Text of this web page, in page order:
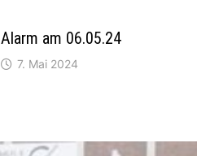
Alarm am 06.05.24
7. Mai 2024